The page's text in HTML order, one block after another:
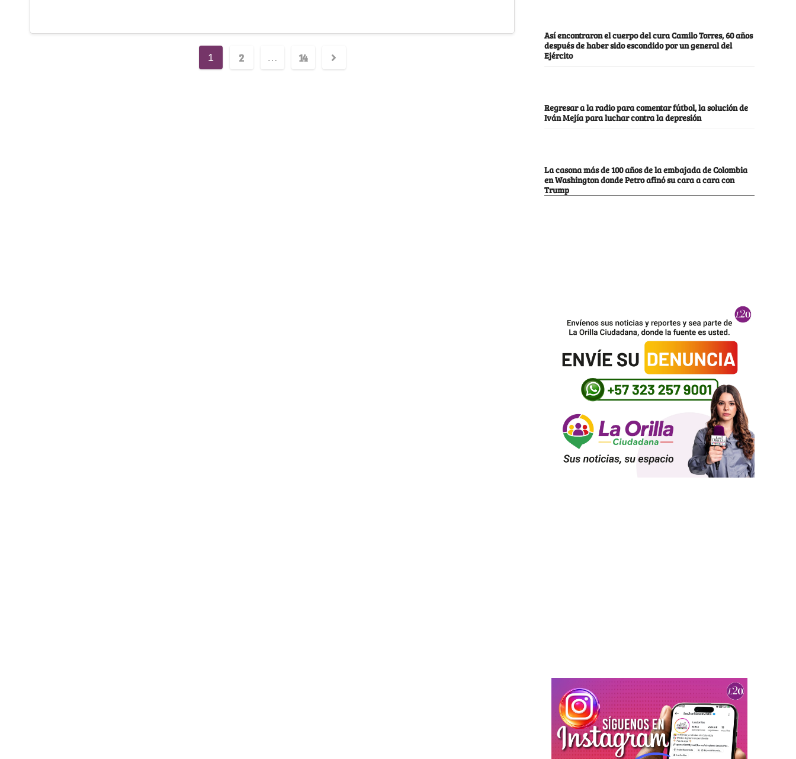
1 2 … 14
Así encontraron el cuerpo del cura Camilo Torres, 60 años
después de haber sido escondido por un general del
Ejército
Regresar a la radio para comentar fútbol, la solución de
Iván Mejía para luchar contra la depresión
La casona más de 100 años de la embajada de Colombia
en Washington donde Petro afinó su cara a cara con
Trump